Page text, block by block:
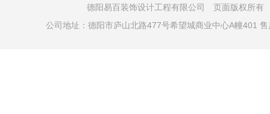
德阳易百装饰设计工程有限公司 页面版权所
公司地址：德阳市庐山北路477号希望城商业中心A幢401